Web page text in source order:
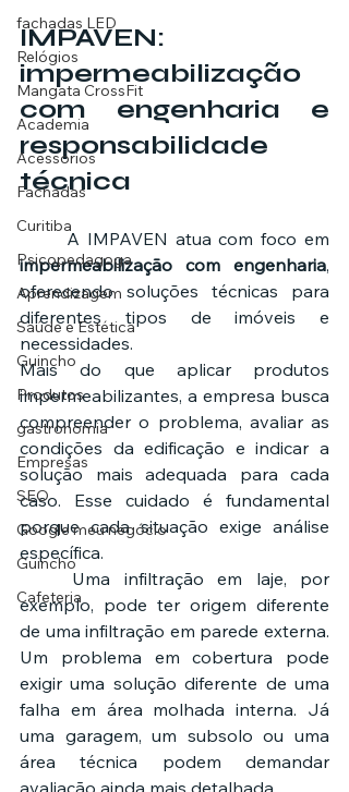
fachadas LED
Relógios
Mangata CrossFit
Academia
Acessórios
Fachadas
Curitiba
Psicopedagoga
Aprendizagem
Saúde e Estética
Guincho
Produtos
gastronomia
Empresas
SEO
Google meu negócio
Guincho
Cafeteria
IMPAVEN:
impermeabilização
com engenharia e
responsabilidade
técnica
impermeabilização com engenharia,
oferecendo soluções técnicas para
diferentes tipos de imóveis e
necessidades.
Mais do que aplicar produtos
impermeabilizantes, a empresa busca
compreender o problema, avaliar as
condições da edificação e indicar a
solução mais adequada para cada
caso. Esse cuidado é fundamental
porque cada situação exige análise
específica.
exemplo, pode ter origem diferente
de uma infiltração em parede externa.
Um problema em cobertura pode
exigir uma solução diferente de uma
falha em área molhada interna. Já
uma garagem, um subsolo ou uma
área técnica podem demandar
avaliação ainda mais detalhada.